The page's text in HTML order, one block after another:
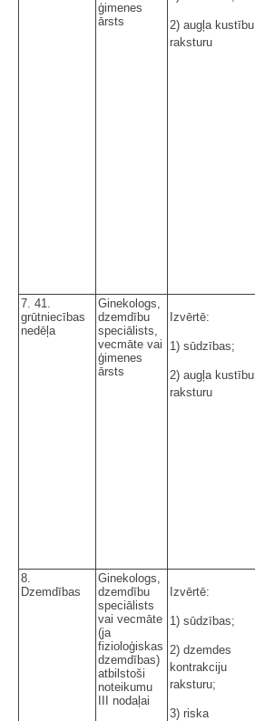
ģimenes
ārsts
2) augļa kustību
raksturu
7. 41.
grūtniecības
nedēļa
Ginekologs,
dzemdību
speciālists,
vecmāte vai
ģimenes
ārsts
Izvērtē:
1) sūdzības;
2) augļa kustību
raksturu
8.
Dzemdības
Ginekologs,
dzemdību
speciālists
vai vecmāte
(ja
fizioloģiskas
dzemdības)
atbilstoši
noteikumu
III nodaļai
Izvērtē:
1) sūdzības;
2) dzemdes
kontrakciju
raksturu;
3) riska